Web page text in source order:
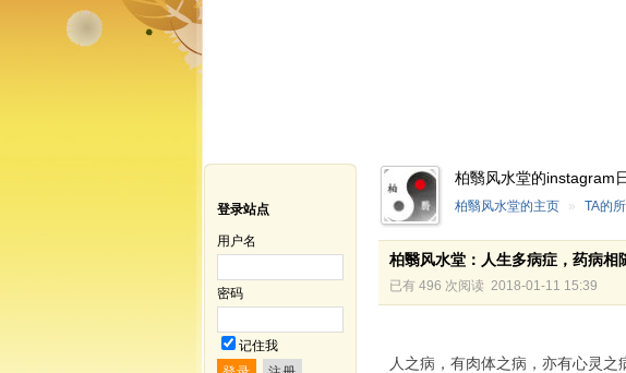
登录站点
用户名
密码
记住我
柏翳风水堂的instagram
柏翳风水堂的主页 » TA的
柏翳风水堂：人生多病症，药病相
已有 496 次阅读 2018-01-11 15:39
人之病，有肉体之病，亦有心灵